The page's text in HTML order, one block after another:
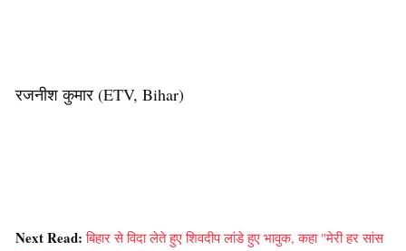
रजनीश कुमार (ETV, Bihar)
Next Read:बिहार से विदा लेते हुए शिवदीप लांडे हुए भावुक, कहा "मेरी हर सांस